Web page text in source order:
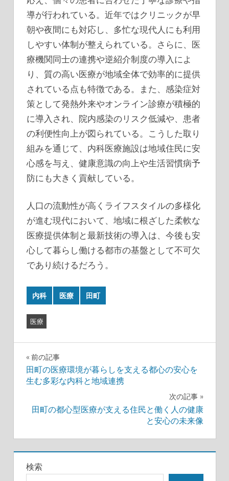
導が行われている。近年ではクリニックが早
朝や夜間にも対応し、多忙な現代人にも利用
しやすい体制が整えられている。さらに、医
療機関同士の連携や逆紹介制度の導入によ
り、質の高い医療が地域全体で効率的に提供
されている点も特徴である。また、感染症対
策として発熱外来やオンライン診療が積極的
に導入され、院内感染のリスク低減や、患者
の利便性向上が図られている。こうした取り
組みを通じて、内科医療施設は地域住民に安
心感を与え、健康意識の向上や生活習慣病予
防にも大きく貢献している。
人口の流動性が高くライフスタイルの多様化
が進む現代において、地域に根ざした柔軟な
医療提供体制と最新技術の導入は、今後も安
心して暮らし働ける都市の基盤として不可欠
であり続けるだろう。
内科 医療 田町
医療
投
稿
ゲ
ー
前の記事
田町の医療環境が暮らしを支える都心の安心を
生む多彩な内科と地域連携
次の記事
田町の都心型医療が支える住民と働く人の健康
と安心の未来像
検索